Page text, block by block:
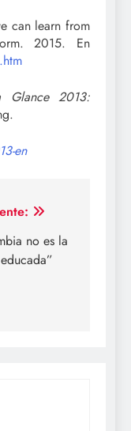
can learn from
2015. En
Glance 2013:
en
no es la